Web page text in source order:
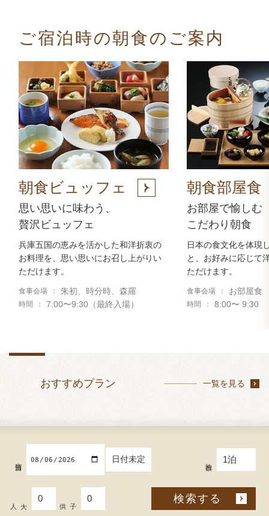
ご宿泊時の朝食のご案内
朝食ビュッフェ
思い思いに味わう、
贅沢ビュッフェ
兵庫五国の恵みを活かした和洋折衷の
お料理を、思い思いにお召し上がりい
ただけます。
食事会場 朱初、時分時、森羅
時間 7:00〜9:30（最終入場）
朝食部屋食
お部屋で愉しむ
こだわり朝食
日本の食文化を体現
と、お好みに応じて
ただけます。
食事会場 お部屋食
時間 8:00〜 9:30
おすすめプラン 一覧を見る
日付未定
検索する